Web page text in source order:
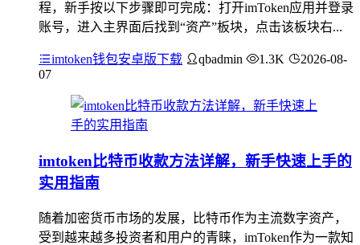
程，新手按以下步骤即可完成：打开imToken应用并登录
账号，进入主界面后找到“资产”板块，点击该板块右...
imtoken钱包安卓版下载 qbadmin 1.3K
2026-08-
07
imtoken比特币收款方法详解，新手快速上手的
实用指南
随着加密货币市场的发展，比特币作为主流数字资产，
受到越来越多投资者和用户的青睐，imToken作为一款知